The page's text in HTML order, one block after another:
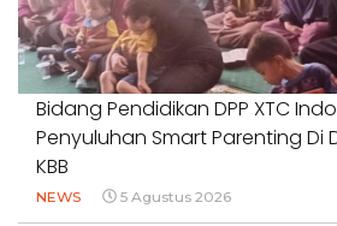
Bidang Pendidikan DPP XTC
Penyuluhan Smart Parenting Di
KBB
NEWS 5 Agustus 2026